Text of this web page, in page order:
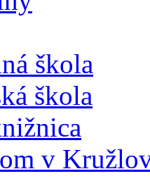
škola
škola
v